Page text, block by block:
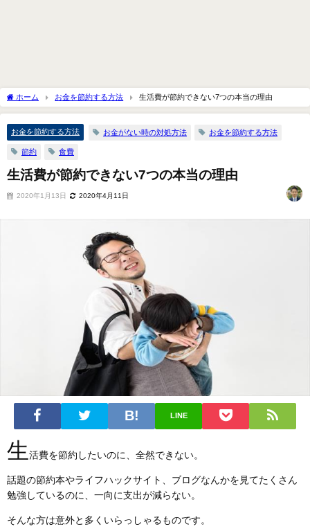
ホーム お金を節約する方法 生活費が節約できない7つの本当の理由
お金を節約する方法 お金がない時の対処方法 お金を節約する方法
節約 食費
生活費が節約できない7つの本当の理由
2020年1月13日 2020年4月11日
LINE
生 活費を節約したいのに、全然できない。
話題の節約本やライフハックサイト、ブログなんかを見てたくさん
勉強しているのに、一向に支出が減らない。
そんな方は意外と多くいらっしゃるものです。